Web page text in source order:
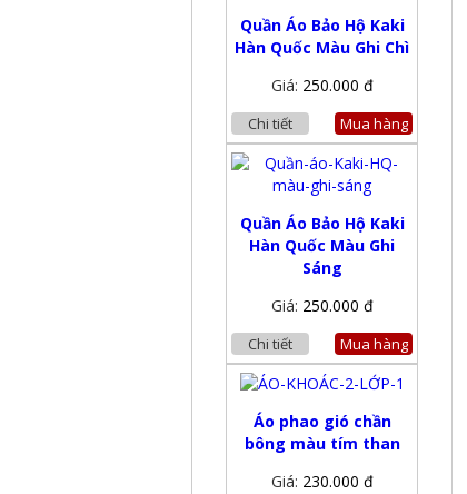
Quần Áo Bảo Hộ Kaki
Hàn Quốc Màu Ghi Chì
Giá: 250.000 đ
Chi tiết Mua hàng
Quần Áo Bảo Hộ Kaki
Hàn Quốc Màu Ghi
Sáng
Giá: 250.000 đ
Chi tiết Mua hàng
Áo phao gió chần
bông màu tím than
Giá: 230.000 đ